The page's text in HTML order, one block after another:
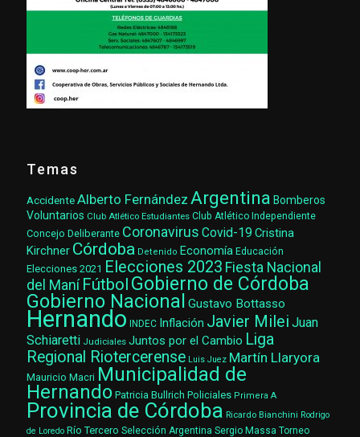
Temas
AccidenteAlberto Fernández Argentina Bomberos
Voluntarios Club Atlético Estudiantes Club Atlético Independiente
Concejo Deliberante Coronavirus Covid-19 Cristina
Kirchner Córdoba Detenido Economía Educación
Elecciones 2021 Elecciones 2023 Fiesta Nacional
del Maní Fútbol Gobierno de Córdoba
Gobierno Nacional Gustavo Bottasso
Hernando INDEC Inflación Javier Milei Juan
Schiaretti Judiciales Juntos por el Cambio Liga
Regional Riotercerense Luis Juez Martín Llaryora
Mauricio Macri Municipalidad de
Hernando Patricia Bullrich Policiales Primera A
Provincia de Córdoba Ricardo Bianchini Rodrigo
de Loredo Río Tercero Selección Argentina Sergio Massa Torneo